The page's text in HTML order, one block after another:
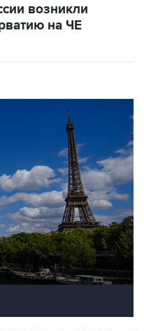
возникли
на ЧЕ